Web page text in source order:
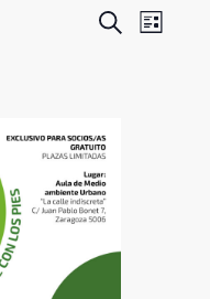
Navegación
de
Eventos
BuscarLista